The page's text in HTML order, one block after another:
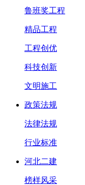
鲁班奖工程
精品工程
工程创优
科技创新
文明施工
政策法规
法律法规
行业标准
河北二建
榜样风采